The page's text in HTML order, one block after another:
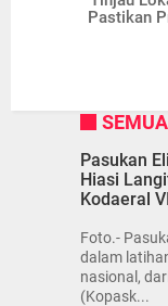
Pastikan
Pasukan
Hiasi
Kodaeral VI
Foto.-
dalam
nasional,
(Kopask...